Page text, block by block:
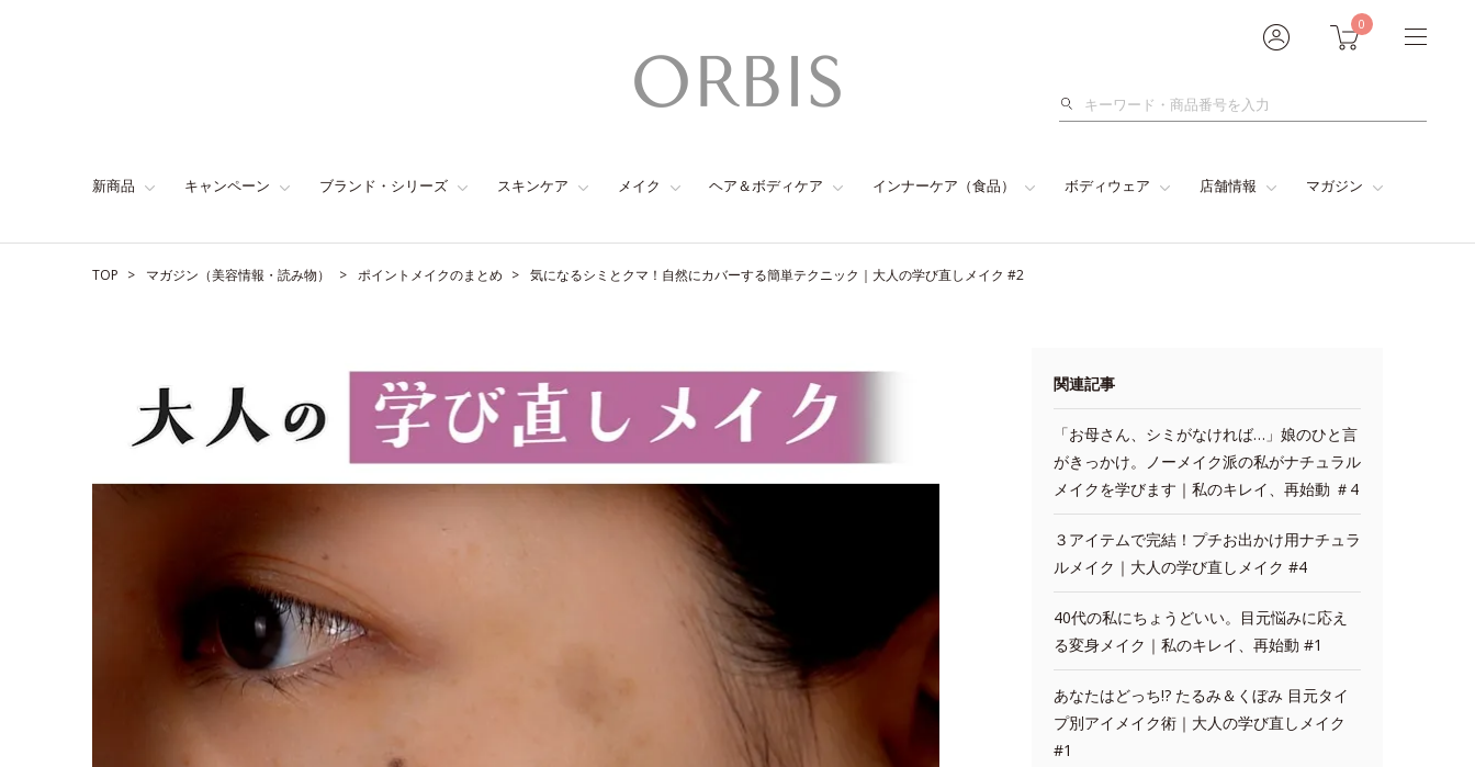
0
検
新商品 キャンペーン ブランド・シリーズ スキンケア メイク ヘア＆ボディケア インナーケア（食品） ボディウェア 店舗情報 マガジン
TOP マガジン（美容情報・読み物） ポイントメイクのまとめ 気になるシミとクマ！自然にカバーする簡単テクニック｜大人の学び直しメイク #2
関連記事
「お母さん、シミがなければ…」娘のひと言
がきっかけ。ノーメイク派の私がナチュラル
メイクを学びます｜私のキレイ、再始動 ＃4
３アイテムで完結！プチお出かけ用ナチュラ
ルメイク｜大人の学び直しメイク #4
40代の私にちょうどいい。目元悩みに応え
る変身メイク｜私のキレイ、再始動 #1
あなたはどっち!? たるみ＆くぼみ 目元タイ
プ別アイメイク術｜大人の学び直しメイク
#1